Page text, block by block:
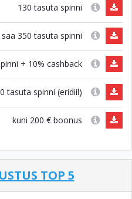
130 tasuta spinni
saa 350 tasuta spinni
+ 10% cashback
tasuta spinni (eridiil)
kuni 200 € boonus
TOP 5